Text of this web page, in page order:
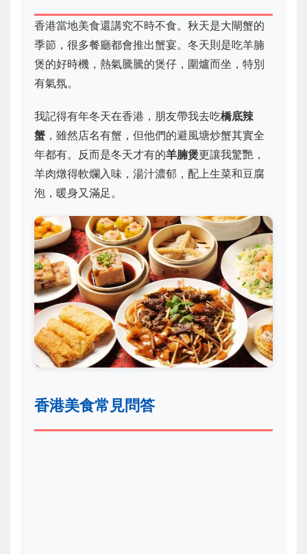
香港當地美食還講究不時不食。秋天是大閘蟹的
季節，很多餐廳都會推出蟹宴。冬天則是吃羊腩
煲的好時機，熱氣騰騰的煲仔，圍爐而坐，特別
有氣氛。
我記得有年冬天在香港，朋友帶我去吃橋底辣
蟹 ，雖然店名有蟹，但他們的避風塘炒蟹其實全
年都有。反而是冬天才有的羊腩煲更讓我驚艷，
羊肉燉得軟爛入味，湯汁濃郁，配上生菜和豆腐
泡，暖身又滿足。
香港美食常見問答